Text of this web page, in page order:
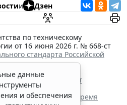
и Дзен
по техническому
от 16 июня 2026 г. № 668-ст
стандарта Российской
ГОСТа для СИЗ от
с места работы во время
данные
и обеспечения